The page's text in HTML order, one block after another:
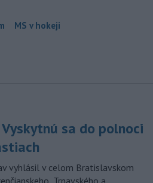
MS v hokeji
Vyskytnú sa do polnoci
vyhlásil v celom Bratislavskom
Trnavského a